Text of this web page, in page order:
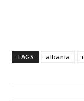
TAGS albania